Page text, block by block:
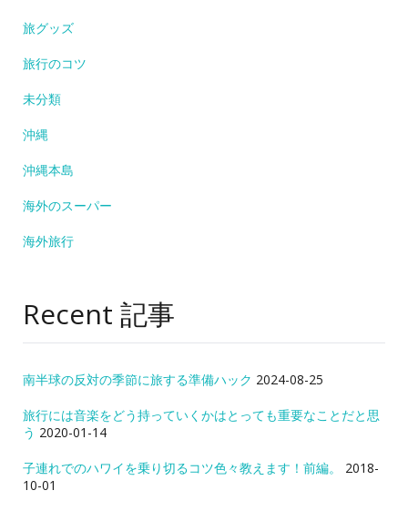
旅グッズ
旅行のコツ
未分類
沖縄
沖縄本島
海外のスーパー
海外旅行
Recent 記事
南半球の反対の季節に旅する準備ハック 2024-08-25
旅行には音楽をどう持っていくかはとっても重要なことだと思
う 2020-01-14
子連れでのハワイを乗り切るコツ色々教えます！前編。
2018-
10-01